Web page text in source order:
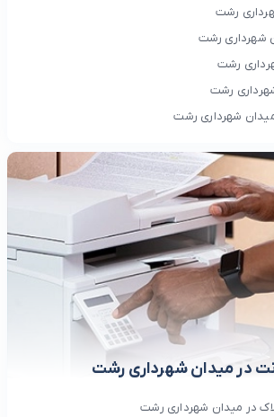
رشت
شهرداری رشت
رشت
رشت
شهرداری رشت
در میدان شهرداری رشت
در میدان شهرداری رشت